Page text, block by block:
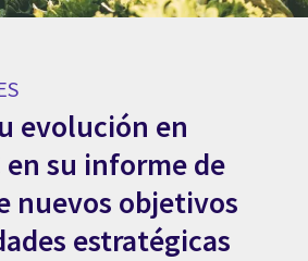
evolución en
en su informe de
nuevos objetivos
estratégicas